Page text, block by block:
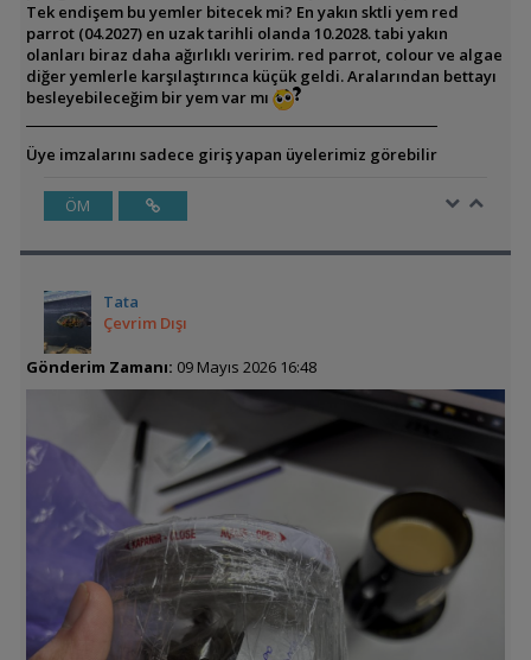
Tek endişem bu yemler bitecek mi? En yakın sktli yem red
parrot (04.2027) en uzak tarihli olanda 10.2028. tabi yakın
olanları biraz daha ağırlıklı veririm. red parrot, colour ve algae
diğer yemlerle karşılaştırınca küçük geldi. Aralarından bettayı
besleyebileceğim bir yem var mı
Üye imzalarını sadece giriş yapan üyelerimiz görebilir
ÖM
Tata
Çevrim Dışı
Gönderim Zamanı: 09 Mayıs 2026 16:48